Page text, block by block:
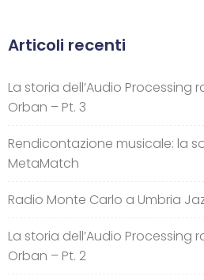
Articoli recenti
La storia dell’Audio
Orban – Pt. 3
Rendicontazione musicale: la
MetaMatch
Radio Monte Carlo a Umbria
La storia dell’Audio
Orban – Pt. 2